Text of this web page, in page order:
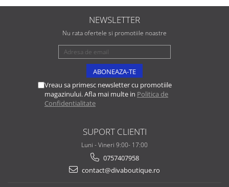
NEWSLETTER
Nu rata ofertele si promotiile noastre
Vreau sa primesc newsletter cu promotiile
magazinului. Afla mai multe in Politica de
Confidentialitate
SUPORT CLIENTI
Luni - Vineri 9:00- 17:00
0757407958
contact@divaboutique.ro